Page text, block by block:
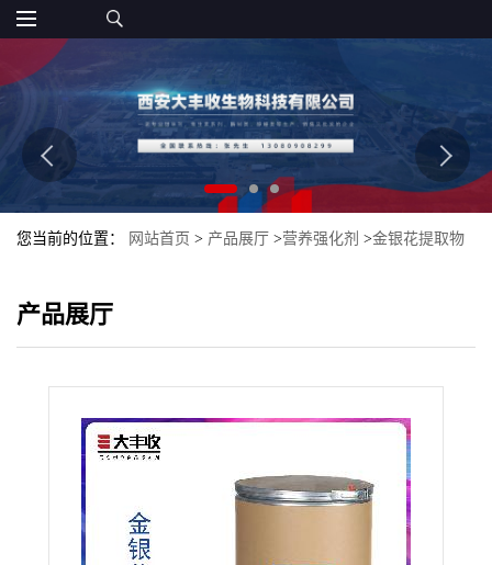
您当前的位置： 网站首页 > 产品展厅 >营养强化剂 >金银花提取物
产品展厅